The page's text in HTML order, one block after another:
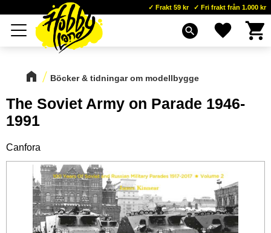
Meny
Frakt 59 kr Fri frakt från 1.000 kr
search Favoriter
Böcker & tidningar om modellbygge
The Soviet Army on Parade 1946-
1991
Canfora